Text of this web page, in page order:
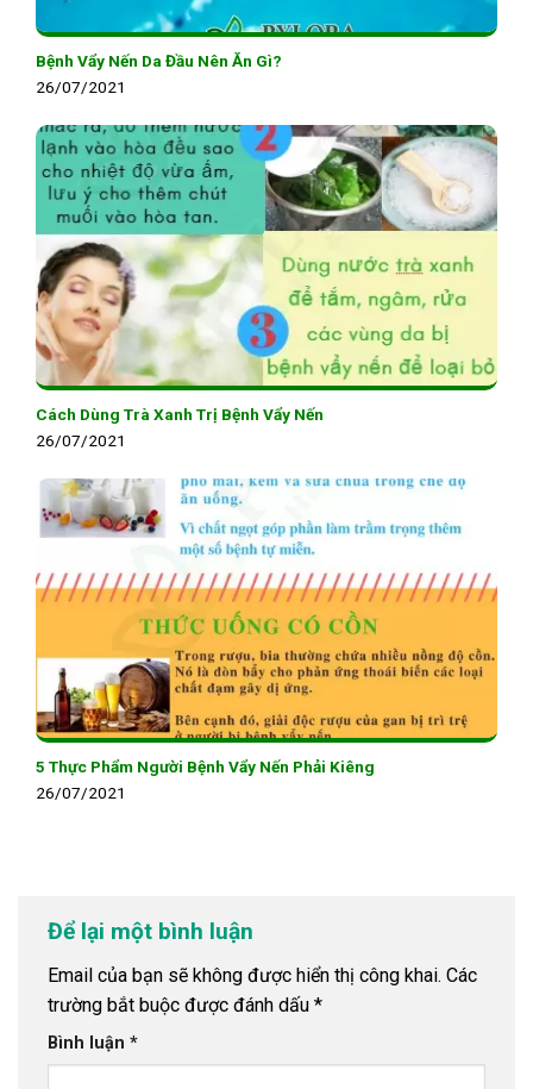
Bệnh Vẩy Nến Da Đầu Nên Ăn Gì?
26/07/2021
Cách Dùng Trà Xanh Trị Bệnh Vẩy Nến
26/07/2021
5 Thực Phẩm Người Bệnh Vẩy Nến Phải Kiêng
26/07/2021
Để lại một bình luận
Email của bạn sẽ không được hiển thị công khai. Các
trường bắt buộc được đánh dấu *
Bình luận *